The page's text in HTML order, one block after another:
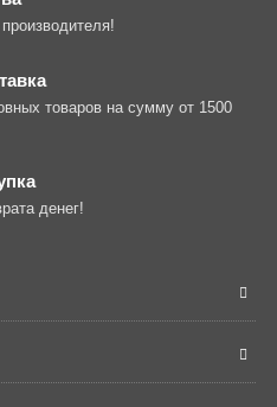
товаров на сумму от 1500
денег!